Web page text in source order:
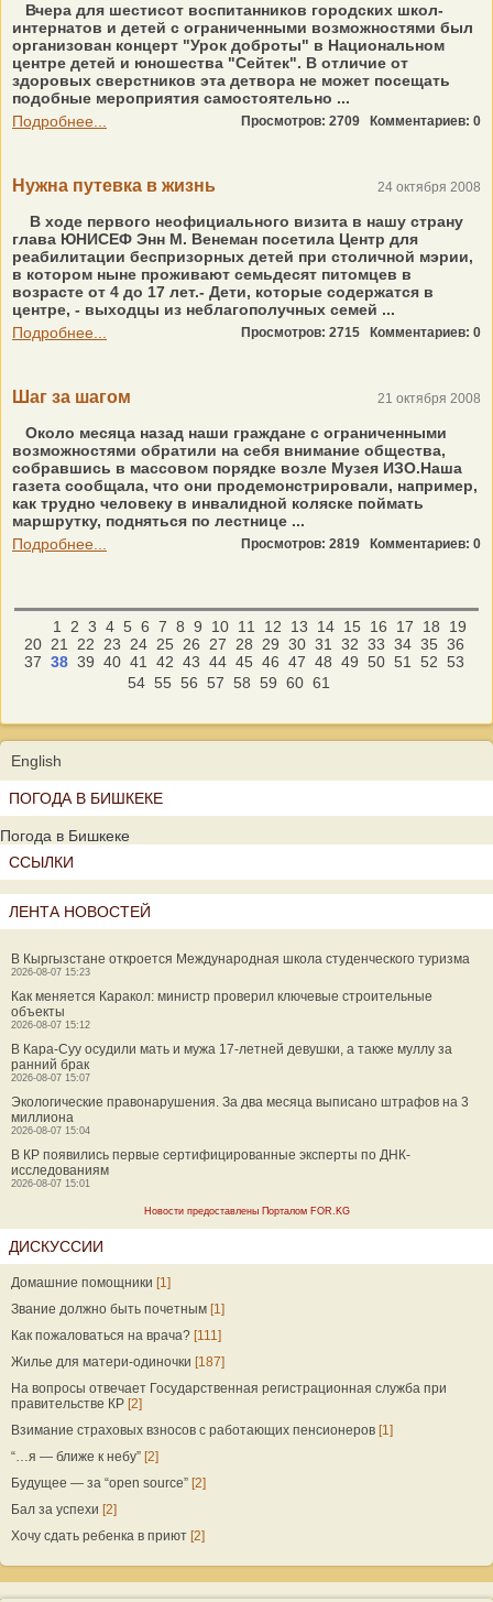
Вчера для шестисот воспитанников городских школ-
интернатов и детей с ограниченными возможностями был
организован концерт "Урок доброты" в Национальном
центре детей и юношества "Сейтек". В отличие от
здоровых сверстников эта детвора не может посещать
подобные мероприятия самостоятельно ...
Подробнее...
Просмотров: 2709 Комментариев: 0
Нужна путевка в жизнь 24 октября 2008
В ходе первого неофициального визита в нашу страну
глава ЮНИСЕФ Энн М. Венеман посетила Центр для
реабилитации беспризорных детей при столичной мэрии,
в котором ныне проживают семьдесят питомцев в
возрасте от 4 до 17 лет.- Дети, которые содержатся в
центре, - выходцы из неблагополучных семей ...
Подробнее...
Просмотров: 2715 Комментариев: 0
Шаг за шагом 21 октября 2008
Около месяца назад наши граждане с ограниченными
возможностями обратили на себя внимание общества,
собравшись в массовом порядке возле Музея ИЗО.Наша
газета сообщала, что они продемонстрировали, например,
как трудно человеку в инвалидной коляске поймать
маршрутку, подняться по лестнице ...
Подробнее...
Просмотров: 2819 Комментариев: 0
1 2 3 4 5 6 7 8 9 10 11 12 13 14 15 16 17 18
19
20 21 22 23 24 25 26 27 28 29 30 31 32 33 34 35 36
37 38 39 40 41 42 43 44 45 46 47 48 49 50 51 52 53
54 55 56 57 58 59 60 61
English
ПОГОДА В БИШКЕКЕ
Погода в Бишкеке
ССЫЛКИ
ЛЕНТА НОВОСТЕЙ
В Кыргызстане откроется Международная школа студенческого туризма
2026-08-07 15:23
Как меняется Каракол: министр проверил ключевые строительные
объекты
2026-08-07 15:12
В Кара-Суу осудили мать и мужа 17-летней девушки, а также муллу за
ранний брак
2026-08-07 15:07
Экологические правонарушения. За два месяца выписано штрафов на 3
миллиона
2026-08-07 15:04
В КР появились первые сертифицированные эксперты по ДНК-
исследованиям
2026-08-07 15:01
Новости предоставлены Порталом FOR.KG
ДИСКУССИИ
Домашние помощники [1]
Звание должно быть почетным [1]
Как пожаловаться на врача? [111]
Жилье для матери-одиночки [187]
На вопросы отвечает Государственная регистрационная служба при
правительстве КР [2]
Взимание страховых взносов с работающих пенсионеров [1]
“…я — ближе к небу” [2]
Будущее — за “open source” [2]
Бал за успехи [2]
Хочу сдать ребенка в приют [2]